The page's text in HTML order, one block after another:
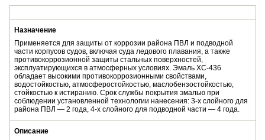
Назначение
Применяется для защиты от коррозии района ПВЛ и подводной
части корпусов судов, включая суда ледового плавания, а также
противокоррозионной защиты стальных поверхностей,
эксплуатирующихся в атмосферных условиях. Эмаль ХС-436
обладает высокими противокоррозионными свойствами,
водостойкостью, атмосферостойкостью, маслобензостойкостью,
стойкостью к истиранию. Срок службы покрытия эмалью при
соблюдении установленной технологии нанесения: 3-х слойного для
района ПВЛ — 2 года, 4-х слойного для подводной части — 4 года.
Описание